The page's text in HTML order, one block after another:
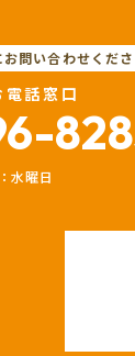
問い合わせくだ
話窓口
水曜日